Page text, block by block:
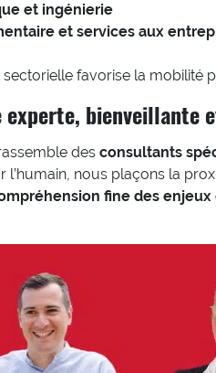
et ingénierie
et services aux
favorise la mobilité
experte, bienveillante
des consultants
l’humain, nous plaçons la
fine des enjeux